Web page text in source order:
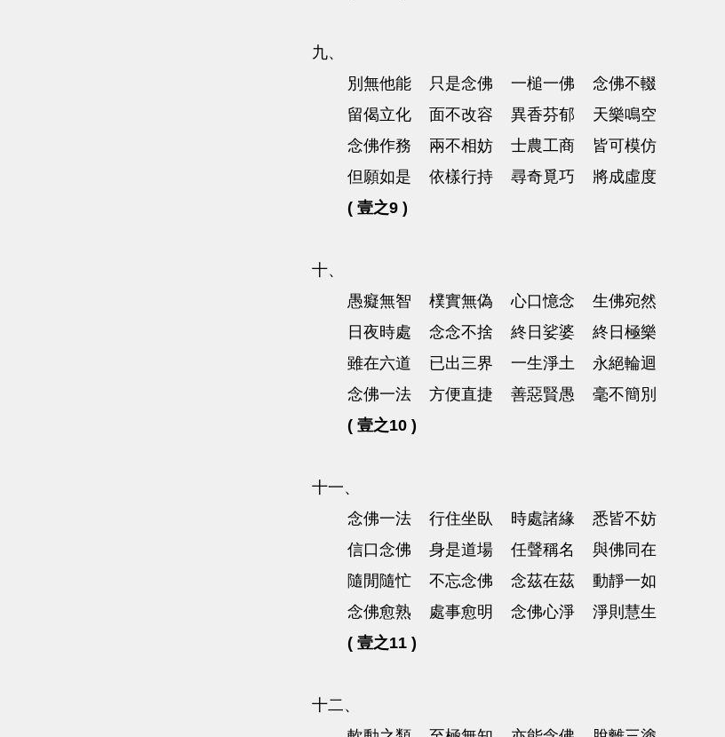
九、
別無他能 只是念佛 一槌一佛 念佛不輟
留偈立化 面不改容 異香芬郁 天樂鳴空
念佛作務 兩不相妨 士農工商 皆可模仿
但願如是 依樣行持 尋奇覓巧 將成虛度
( 壹之9 )
十、
愚癡無智 樸實無偽 心口憶念 生佛宛然
日夜時處 念念不捨 終日娑婆 終日極樂
雖在六道 已出三界 一生淨土 永絕輪迴
念佛一法 方便直捷 善惡賢愚 毫不簡別
( 壹之10 )
十一、
念佛一法 行住坐臥 時處諸緣 悉皆不妨
信口念佛 身是道場 任聲稱名 與佛同在
隨閒隨忙 不忘念佛 念茲在茲 動靜一如
念佛愈熟 處事愈明 念佛心淨 淨則慧生
( 壹之11 )
十二、